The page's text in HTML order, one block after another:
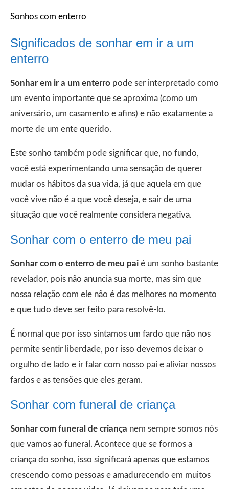
Sonhos com enterro
Significados de sonhar em ir a um
enterro
Sonhar em ir a um enterro pode ser interpretado como
um evento importante que se aproxima (como um
aniversário, um casamento e afins) e não exatamente a
morte de um ente querido.
Este sonho também pode significar que, no fundo,
você está experimentando uma sensação de querer
mudar os hábitos da sua vida, já que aquela em que
você vive não é a que você deseja, e sair de uma
situação que você realmente considera negativa.
Sonhar com o enterro de meu pai
Sonhar com o enterro de meu pai é um sonho bastante
revelador, pois não anuncia sua morte, mas sim que
nossa relação com ele não é das melhores no momento
e que tudo deve ser feito para resolvê-lo.
É normal que por isso sintamos um fardo que não nos
permite sentir liberdade, por isso devemos deixar o
orgulho de lado e ir falar com nosso pai e aliviar nossos
fardos e as tensões que eles geram.
Sonhar com funeral de criança
Sonhar com funeral de criança nem sempre somos nós
que vamos ao funeral. Acontece que se formos a
criança do sonho, isso significará apenas que estamos
crescendo como pessoas e amadurecendo em muitos